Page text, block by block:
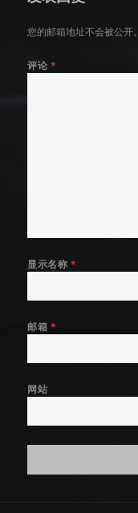
您的邮箱地址不会被公开。
评论 *
显示名称 *
邮箱 *
网站